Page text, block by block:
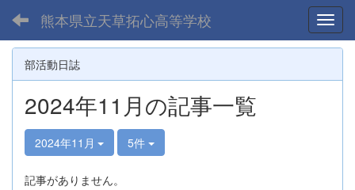
熊本県立天草拓心高等学校
部活動日誌
2024年11月の記事一覧
2024年11月 5件
記事がありません。